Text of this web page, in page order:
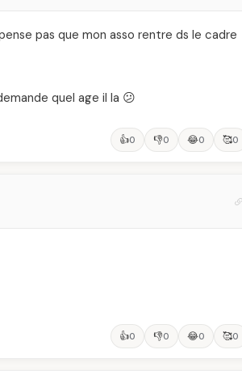
pas que mon asso rentre ds le cadre
quel age il la 😕
👍0 👎0 😂0 🥰0
👍0 👎0 😂0 🥰0